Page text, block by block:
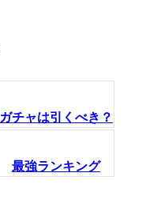
ガチャは引くべき？
最強ランキング